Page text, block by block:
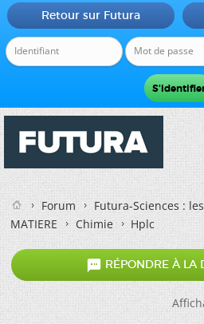
Retour sur Futura
Forum
Futura-Sciences :
MATIERE
Chimie Hplc
 RÉPONDRE À LA